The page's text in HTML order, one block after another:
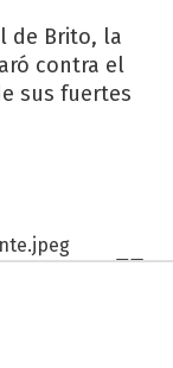
de Brito, la
contra el
sus fuertes